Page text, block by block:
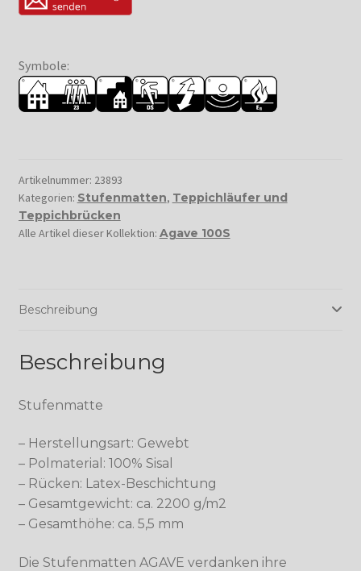
Symbole:
Artikelnummer: 23893
Kategorien: Stufenmatten, Teppichläufer und
Teppichbrücken
Alle Artikel dieser Kollektion: Agave 100S
Beschreibung
Beschreibung
Stufenmatte
– Herstellungsart: Gewebt
– Polmaterial: 100% Sisal
– Rücken: Latex-Beschichtung
– Gesamtgewicht: ca. 2200 g/m2
– Gesamthöhe: ca. 5,5 mm
Die Stufenmatten AGAVE verdanken ihre